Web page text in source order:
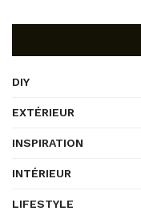
DIY
EXTÉRIEUR
INSPIRATION
INTÉRIEUR
LIFESTYLE